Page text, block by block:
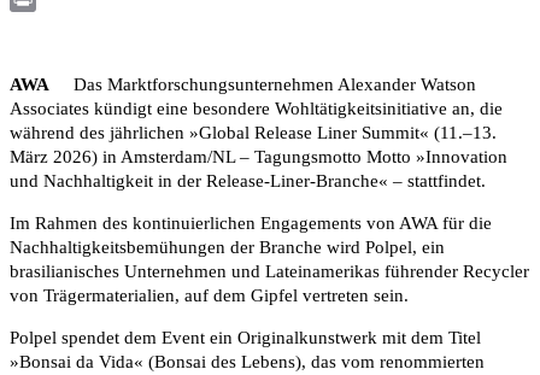
AWA Das Marktforschungsunternehmen Alexander Watson
Associates kündigt eine besondere Wohltätigkeitsinitiative an, die
während des jährlichen »Global Release Liner Summit« (11.–13.
März 2026) in Amsterdam/NL – Tagungsmotto Motto »Innovation
und Nachhaltigkeit in der Release-Liner-Branche« – stattfindet.
Im Rahmen des kontinuierlichen Engagements von AWA für die
Nachhaltigkeitsbemühungen der Branche wird Polpel, ein
brasilianisches Unternehmen und Lateinamerikas führender Recycler
von Trägermaterialien, auf dem Gipfel vertreten sein.
Polpel spendet dem Event ein Originalkunstwerk mit dem Titel
»Bonsai da Vida« (Bonsai des Lebens), das vom renommierten